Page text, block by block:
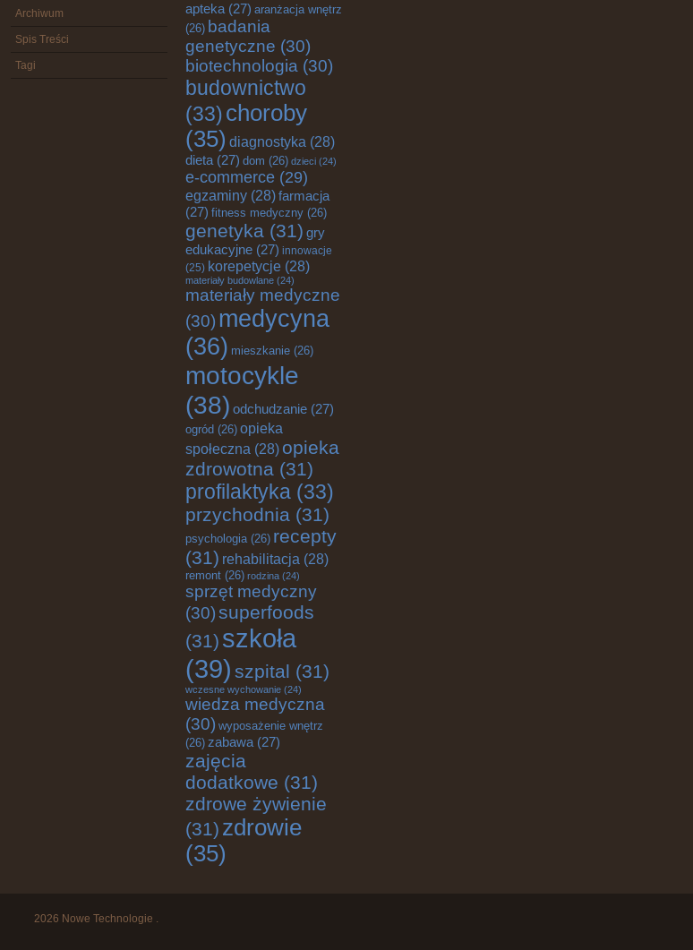
Archiwum
Spis Treści
Tagi
apteka (27) aranżacja wnętrz
(26) badania
genetyczne (30)
biotechnologia (30)
budownictwo
(33)choroby
(35) diagnostyka (28)
dieta (27) dom (26) dzieci (24)
e-commerce (29)
egzaminy (28)farmacja
(27) fitness medyczny (26)
genetyka (31) gry
edukacyjne (27) innowacje
(25) korepetycje (28)
materiały budowlane (24)
materiały medyczne
(30) medycyna
(36) mieszkanie (26)
motocykle
(38) odchudzanie (27)
ogród (26) opieka
społeczna (28) opieka
zdrowotna (31)
profilaktyka (33)
przychodnia (31)
psychologia(26) recepty
(31) rehabilitacja (28)
remont (26) rodzina (24)
sprzęt medyczny
(30)superfoods
(31) szkoła
(39) szpital (31)
wczesne wychowanie (24)
wiedza medyczna
(30) wyposażenie wnętrz
(26) zabawa (27)
zajęcia
dodatkowe (31)
zdrowe żywienie
(31) zdrowie
(35)
2026 Nowe Technologie .